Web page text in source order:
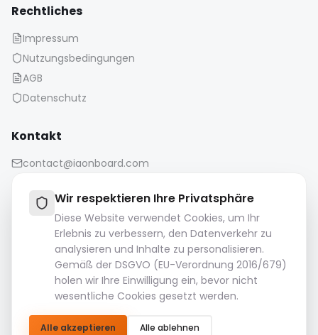
Wir respektieren Ihre Privatsphäre
Diese Website verwendet Cookies, um Ihr
Erlebnis zu verbessern, den Datenverkehr zu
analysieren und Inhalte zu personalisieren.
Gemäß der DSGVO (EU-Verordnung 2016/679)
holen wir Ihre Einwilligung ein, bevor nicht
wesentliche Cookies gesetzt werden.
Alle akzeptieren Alle ablehnen
Rechtliches
Impressum
Nutzungsbedingungen
AGB
Datenschutz
Kontakt
contact@iaonboard.com
Aufbewahrungsrichtlinie:
Mediendateien (Bilder, Videos, Audiodateien usw.) werden
14 Tage lang aufbewahrt.
speichern Sie sie.